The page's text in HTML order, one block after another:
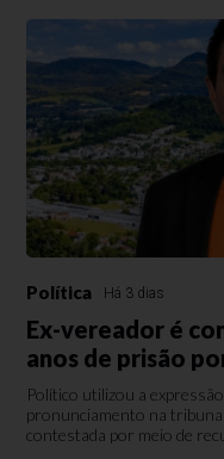
Política Há 3 dias
Ex-vereador é
anos de prisão
Político utilizou a
pronunciamento na
contestada por meio de